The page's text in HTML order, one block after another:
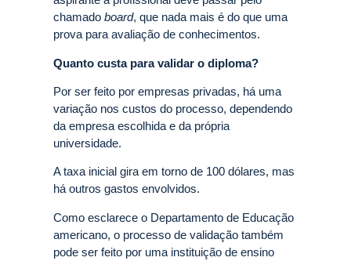
chamado board, que nada mais é do que uma
prova para avaliação de conhecimentos.
Quanto custa para validar o diploma?
Por ser feito por empresas privadas, há uma
variação nos custos do processo, dependendo
da empresa escolhida e da própria
universidade.
A taxa inicial gira em torno de 100 dólares, mas
há outros gastos envolvidos.
Como esclarece o Departamento de Educação
americano, o processo de validação também
pode ser feito por uma instituição de ensino